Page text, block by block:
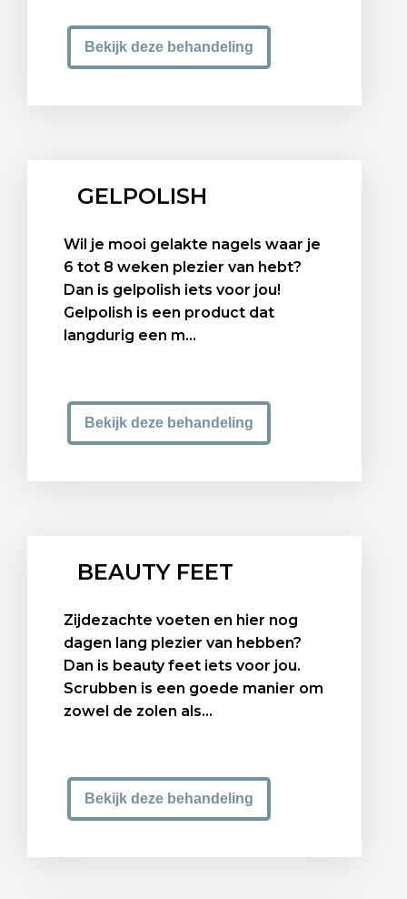
Bekijk deze behandeling
GELPOLISH
Wil je mooi gelakte nagels waar je
6 tot 8 weken plezier van hebt?
Dan is gelpolish iets voor jou!
Gelpolish is een product dat
langdurig een m...
Bekijk deze behandeling
BEAUTY FEET
Zijdezachte voeten en hier nog
dagen lang plezier van hebben?
Dan is beauty feet iets voor jou.
Scrubben is een goede manier om
zowel de zolen als...
Bekijk deze behandeling